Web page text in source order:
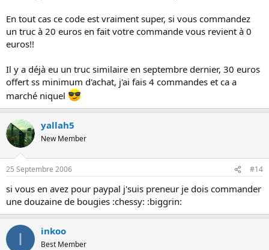
En tout cas ce code est vraiment super, si vous commandez
un truc à 20 euros en fait votre commande vous revient à 0
euros!!
Il y a déjà eu un truc similaire en septembre dernier, 30 euros
offert ss minimum d'achat, j'ai fais 4 commandes et ca a
marché niquel
yallah5
New Member
25 Septembre 2006 #14
si vous en avez pour paypal j'suis preneur je dois commander
une douzaine de bougies :chessy: :biggrin:
I inkoo
Best Member